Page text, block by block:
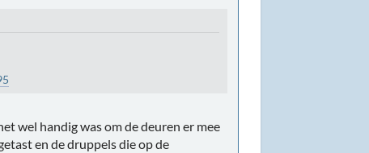
wel handig was om de deuren er mee
en de druppels die op de